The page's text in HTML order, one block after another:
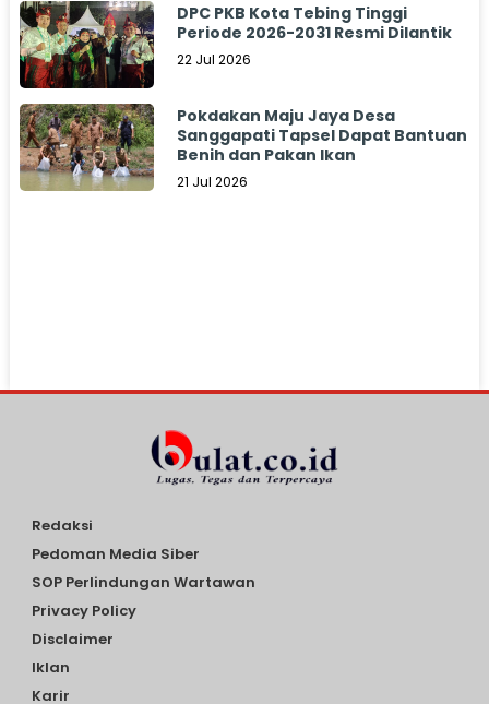
DPC PKB Kota Tebing Tinggi
Periode 2026-2031 Resmi Dilantik
22 Jul 2026
Pokdakan Maju Jaya Desa
Sanggapati Tapsel Dapat Bantuan
Benih dan Pakan Ikan
21 Jul 2026
Redaksi
Pedoman Media Siber
SOP Perlindungan Wartawan
Privacy Policy
Disclaimer
Iklan
Karir